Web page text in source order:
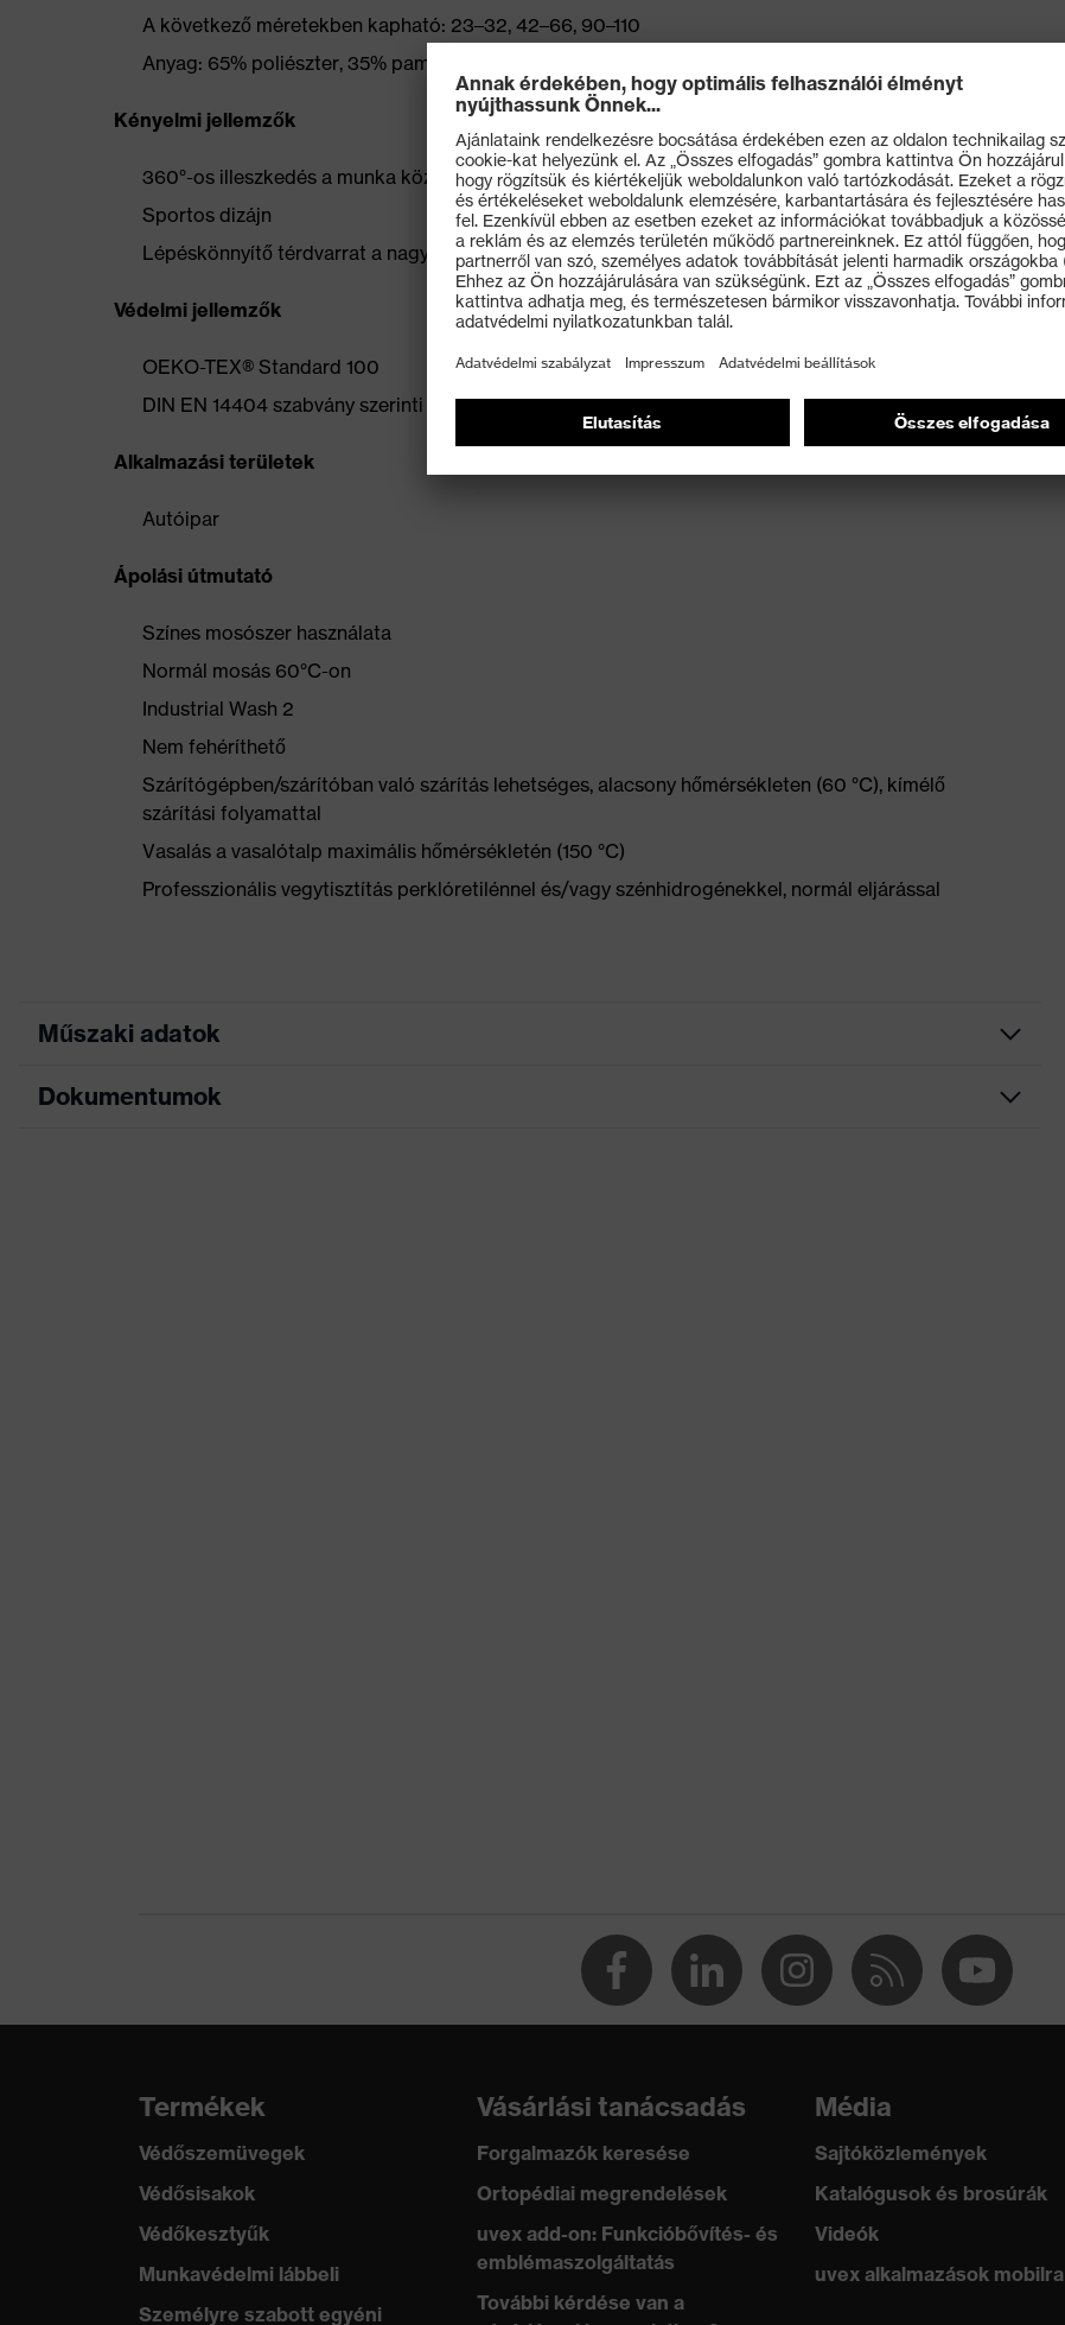
A következő méretekben kapható: 23–32, 42–66, 90–110
Anyag: 65% poliészter, 35% pamut, kb. 245 g/m²
Kényelmi jellemzők
360°-os illeszkedés a munka közbeni kényelemért
Sportos dizájn
Lépéskönnyítő térdvarrat a nagyobb mozgásszabadság érdekében
Védelmi jellemzők
OEKO-TEX® Standard 100
DIN EN 14404 szabvány szerinti 2-es típusú 2. szintű térdvédelemmel
Alkalmazási területek
Autóipar
Ápolási útmutató
Színes mosószer használata
Normál mosás 60°C-on
Industrial Wash 2
Nem fehéríthető
Szárítógépben/szárítóban való szárítás lehetséges, alacsony hőmérsékleten (60 °C), kímélő
szárítási folyamattal
Vasalás a vasalótalp maximális hőmérsékletén (150 °C)
Professzionális vegytisztítás perklóretilénnel és/vagy szénhidrogénekkel, normál eljárással
Műszaki adatok
Marketingszín
Termékkategória
Terméktípus-altípusok Térdvédős ruházat
Terméktípus
Cargo nadrág
Dokumentumok
Termékek
Védőszemüvegek
Védősisakok
Védőkesztyűk
Munkavédelmi lábbeli
Személyre szabott egyéni
Vásárlási tanácsadás
Forgalmazók keresése
Ortopédiai megrendelések
uvex add-on: Funkcióbővítés- és
emblémaszolgáltatás
További kérdése van a
Média
Sajtóközlemények
Katalógusok és brosúrák
Videók
uvex alkalmazások mobilra